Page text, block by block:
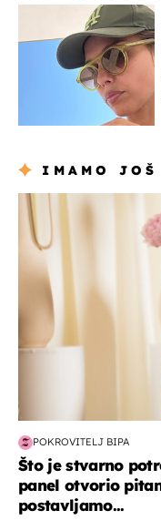
IMAMO JOŠ
moda & ljepota
POKROVITELJ BIPA
Što je stvarno
panel otvorio
postavljamo...